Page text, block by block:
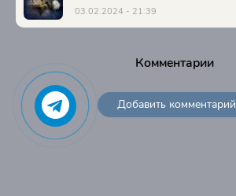
03.02.2024 - 21:39
Комментарии
Добавить комментарий